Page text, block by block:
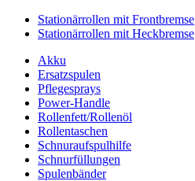
Stationärrollen mit Frontbremse
Stationärrollen mit Heckbremse
Akku
Ersatzspulen
Pflegesprays
Power-Handle
Rollenfett/Rollenöl
Rollentaschen
Schnuraufspulhilfe
Schnurfüllungen
Spulenbänder